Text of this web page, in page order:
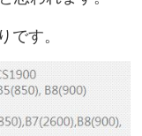
です。